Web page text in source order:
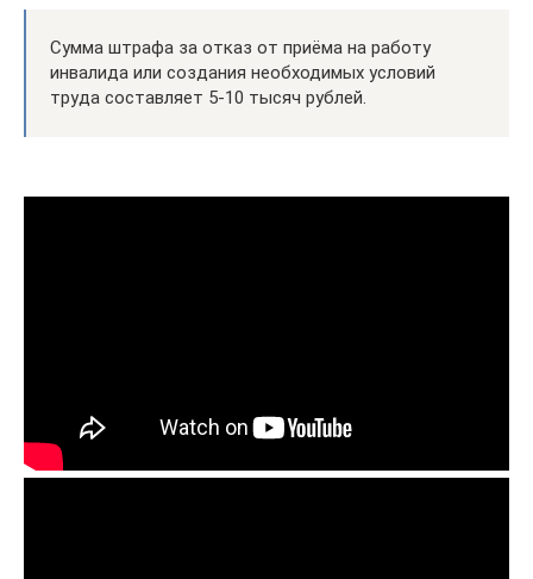
Сумма штрафа за отказ от приёма на работу
инвалида или создания необходимых условий
труда составляет 5-10 тысяч рублей.